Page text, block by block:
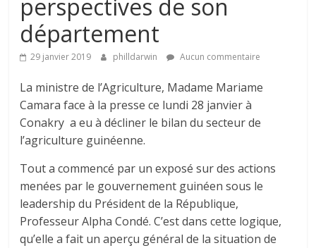
perspectives de son
département
29 janvier 2019 philldarwin Aucun commentaire
La ministre de l’Agriculture, Madame Mariame
Camara face à la presse ce lundi 28 janvier à
Conakry a eu à décliner le bilan du secteur de
l’agriculture guinéenne.
Tout a commencé par un exposé sur des actions
menées par le gouvernement guinéen sous le
leadership du Président de la République,
Professeur Alpha Condé. C’est dans cette logique,
qu’elle a fait un aperçu général de la situation de